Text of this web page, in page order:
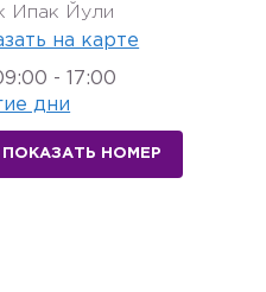
Ипак Йули
на карте
- 17:00
дни
ПОКАЗАТЬ НОМЕР